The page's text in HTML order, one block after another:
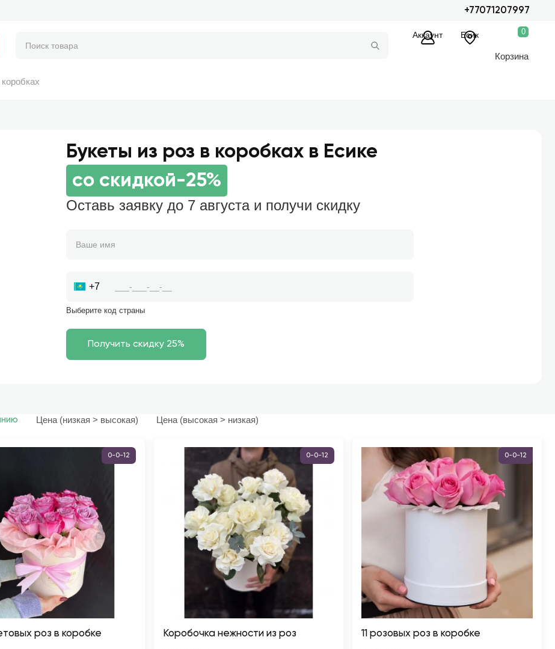
+77071207997
Аккаунт Есик 0
Корзина
Букеты из роз в коробках в Есике
со скидкой-25%
Оставь заявку до 7 августа и получи скидку
+7
Выберите код страны
Цена (низкая > высокая) Цена (высокая > низкая)
0-0-12
роз в коробке
0-0-12
Коробочка нежности из роз
0-0-12
11 розовых роз в коробке